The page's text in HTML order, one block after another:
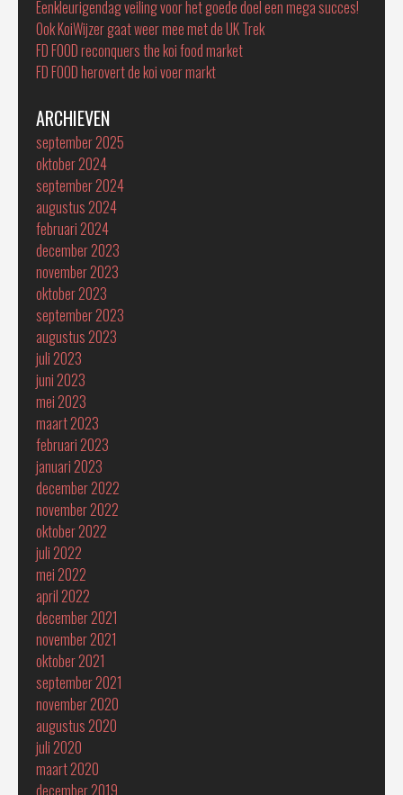
Eenkleurigendag veiling voor het goede doel een mega succes!
Ook KoiWijzer gaat weer mee met de UK Trek
FD FOOD reconquers the koi food market
FD FOOD herovert de koi voer markt
ARCHIEVEN
september 2025
oktober 2024
september 2024
augustus 2024
februari 2024
december 2023
november 2023
oktober 2023
september 2023
augustus 2023
juli 2023
juni 2023
mei 2023
maart 2023
februari 2023
januari 2023
december 2022
november 2022
oktober 2022
juli 2022
mei 2022
april 2022
december 2021
november 2021
oktober 2021
september 2021
november 2020
augustus 2020
juli 2020
maart 2020
december 2019